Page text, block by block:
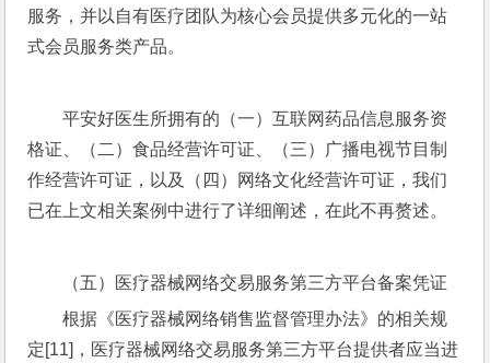
服务，并以自有医疗团队为核心会员提供多元化的一站
式会员服务类产品。
平安好医生所拥有的（一）互联网药品信息服务资
格证、（二）食品经营许可证、（三）广播电视节目制
作经营许可证，以及（四）网络文化经营许可证，我们
已在上文相关案例中进行了详细阐述，在此不再赘述。
（五）医疗器械网络交易服务第三方平台备案凭证
根据《医疗器械网络销售监督管理办法》的相关规
定[11]，医疗器械网络交易服务第三方平台提供者应当进